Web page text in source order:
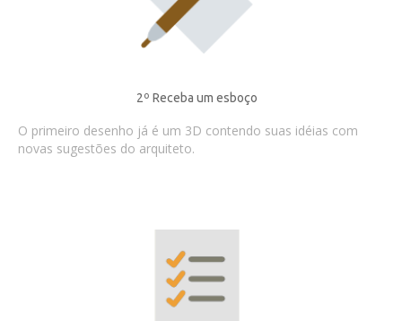
2º Receba um esboço
O primeiro desenho já é um 3D contendo suas idéias com
novas sugestões do arquiteto.